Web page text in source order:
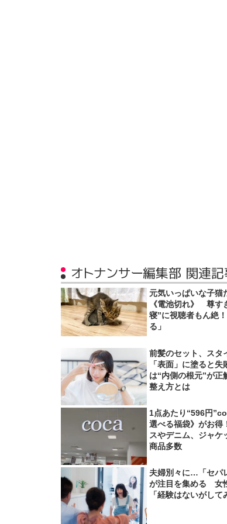
オトナンサー編集部 関連
元気いっぱいな子
《電池切れ》 尊す
寝”に視聴者もん絶
る」
前髪のセット、スタ
「表面」に塗ると
は“内側の根元”が
整え方とは
1点あたり“596円
選べる福袋》がお
スやデニム、ジャケ
商品多数
夫婦別々に…「セパ
が注目を集める 女
「経験はないがして